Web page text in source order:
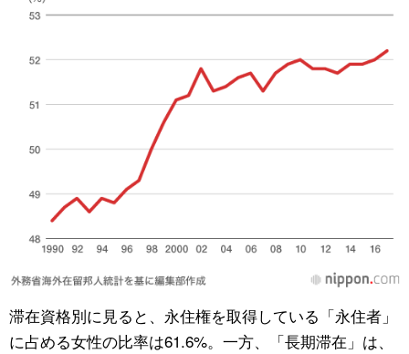
滞在資格別に見ると、永住権を取得している「永住者」
に占める女性の比率は61.6%。一方、「長期滞在」は、